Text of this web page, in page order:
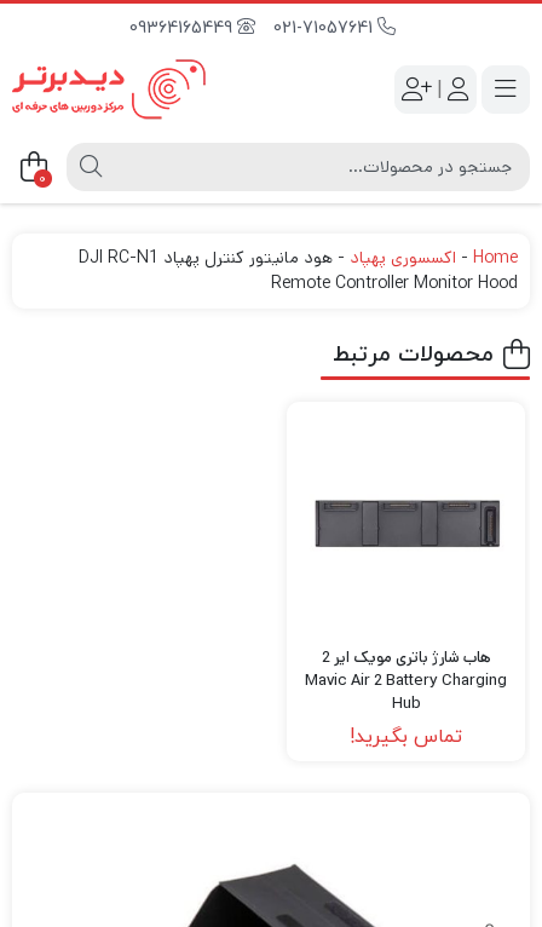
09364165449
|
0
Home
- اکسسوری پهپاد -
هود مانیتور کنترل پهپاد DJI RC-N1
Remote Controller Monitor Hood
محصولات مرتبط
هاب شارژ باتری مویک ایر 2
Mavic Air 2 Battery Charging
Hub
تماس بگیرید!